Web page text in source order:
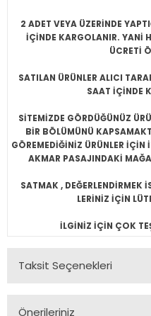
2 ADET VEYA ÜZERİNDE
İÇİNDE KARGOLANIR. YANİ
ÜCRETİ
SATILAN ÜRÜNLER ALICI
SAAT İÇİNDE
SİTEMİZDE GÖRDÜĞÜNÜZ
BİR BÖLÜMÜNÜ
GÖREMEDİĞİNİZ ÜRÜNLER İÇİN
AKMAR PASAJINDAKİ
SATMAK , DEĞERLENDİRMEK
LERİNİZ İÇİN
İLGİNİZ İÇİN ÇOK
Taksit Seçenekleri
Önerileriniz